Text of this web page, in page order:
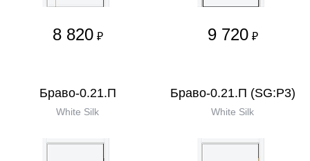
8 820 ₽ 9 720 ₽
Браво-0.21.П
White Silk
Браво-0.21.П (SG:P3)
White Silk